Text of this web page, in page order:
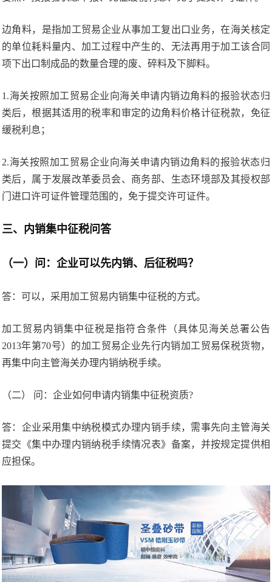
边角料，是指加工贸易企业从事加工复出口业务，在海关核定
的单位耗料量内、加工过程中产生的、无法再用于加工该合同
项下出口制成品的数量合理的废、碎料及下脚料。
1.海关按照加工贸易企业向海关申请内销边角料的报验状态归
类后，根据其适用的税率和审定的边角料价格计征税款，免征
缓税利息；
2.海关按照加工贸易企业向海关申请内销边角料的报验状态归
类后，属于发展改革委员会、商务部、生态环境部及其授权部
门进口许可证件管理范围的，免于提交许可证件。
三、内销集中征税问答
（一）问：企业可以先内销、后征税吗？
答：可以，采用加工贸易内销集中征税的方式。
加工贸易内销集中征税是指符合条件（具体见海关总署公告
2013年第70号）的加工贸易企业先行内销加工贸易保税货物，
再集中向主管海关办理内销纳税手续。
（二） 问：企业如何申请内销集中征税资质?
答：企业采用集中纳税模式办理内销手续，需事先向主管海关
提交《集中办理内销纳税手续情况表》备案，并按规定提供相
应担保。